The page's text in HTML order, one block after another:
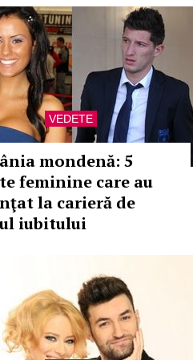
VEDETE
mondenă: 5
feminine care au
la carieră de
iubitului